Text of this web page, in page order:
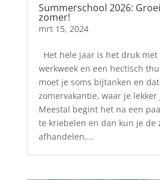
Summerschool 2026:
zomer!
mrt 15, 2024
Het hele jaar is het druk met
werkweek en een hectisch
moet je soms bijtanken en
zomervakantie, waar je
Meestal begint het na een
te kriebelen en dan kun je de
afhandelen,...